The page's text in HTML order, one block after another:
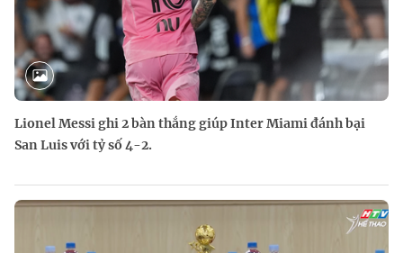
Lionel Messi ghi 2 bàn thắng giúp Inter Miami đánh bại
San Luis với tỷ số 4-2.